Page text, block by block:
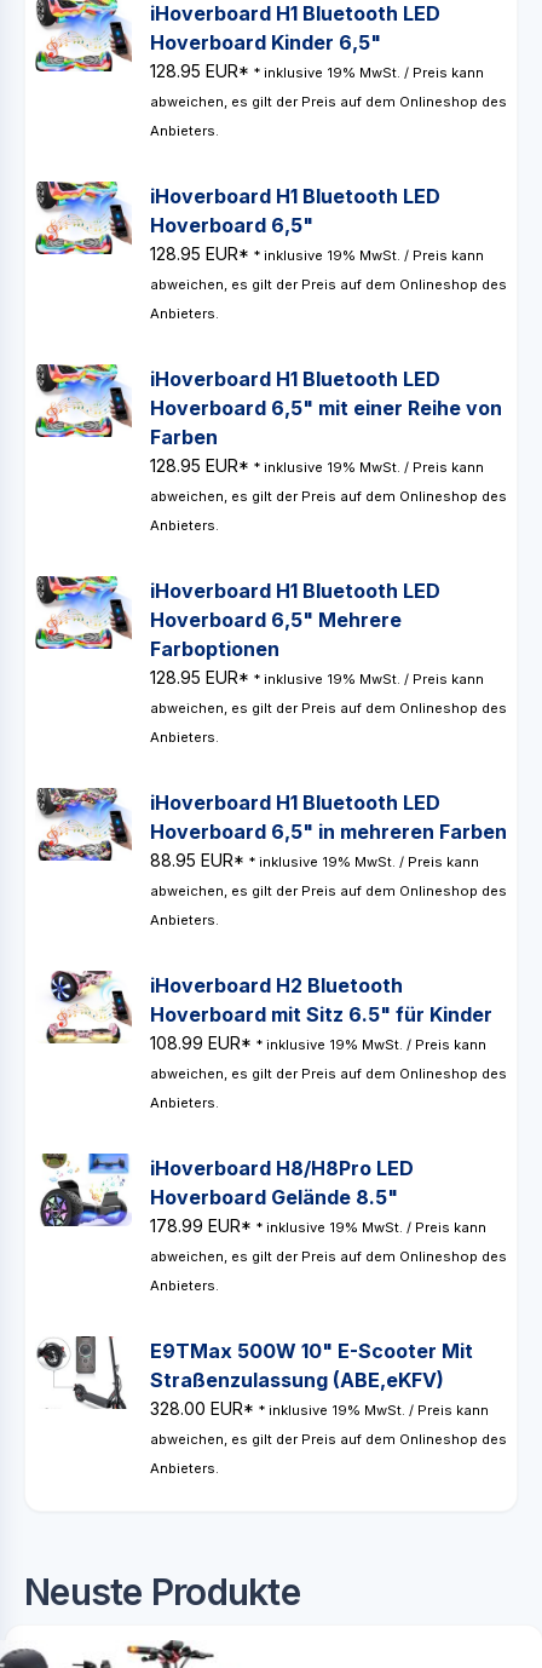
iHoverboard H1 Bluetooth LED
Hoverboard Kinder 6,5"
128.95 EUR* * inklusive 19% MwSt. / Preis kann
abweichen, es gilt der Preis auf dem Onlineshop des
Anbieters.
iHoverboard H1 Bluetooth LED
Hoverboard 6,5"
128.95 EUR* * inklusive 19% MwSt. / Preis kann
abweichen, es gilt der Preis auf dem Onlineshop des
Anbieters.
iHoverboard H1 Bluetooth LED
Hoverboard 6,5" mit einer Reihe von
Farben
128.95 EUR* * inklusive 19% MwSt. / Preis kann
abweichen, es gilt der Preis auf dem Onlineshop des
Anbieters.
iHoverboard H1 Bluetooth LED
Hoverboard 6,5" Mehrere
Farboptionen
128.95 EUR* * inklusive 19% MwSt. / Preis kann
abweichen, es gilt der Preis auf dem Onlineshop des
Anbieters.
iHoverboard H1 Bluetooth LED
Hoverboard 6,5" in mehreren Farben
88.95 EUR* * inklusive 19% MwSt. / Preis kann
abweichen, es gilt der Preis auf dem Onlineshop des
Anbieters.
iHoverboard H2 Bluetooth
Hoverboard mit Sitz 6.5" für Kinder
108.99 EUR* * inklusive 19% MwSt. / Preis kann
abweichen, es gilt der Preis auf dem Onlineshop des
Anbieters.
iHoverboard H8/H8Pro LED
Hoverboard Gelände 8.5"
178.99 EUR* * inklusive 19% MwSt. / Preis kann
abweichen, es gilt der Preis auf dem Onlineshop des
Anbieters.
E9TMax 500W 10" E-Scooter Mit
Straßenzulassung (ABE,eKFV)
328.00 EUR* * inklusive 19% MwSt. / Preis kann
abweichen, es gilt der Preis auf dem Onlineshop des
Anbieters.
Neuste Produkte